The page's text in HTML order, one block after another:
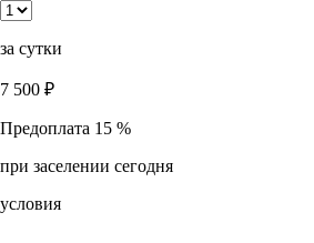
за сутки
7 500 ₽
Предоплата 15 %
при заселении сегодня
условия